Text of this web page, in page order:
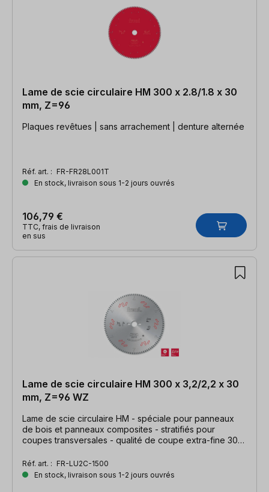
Lame de scie circulaire HM 300 x 2.8/1.8 x 30
mm, Z=96
Plaques revêtues | sans arrachement | denture alternée
Réf. art. : FR-FR28L001T
En stock, livraison sous 1-2 jours ouvrés
106,79 €
TTC, frais de livraison
en sus
Lame de scie circulaire HM 300 x 3,2/2,2 x 30
mm, Z=96 WZ
Lame de scie circulaire HM - spéciale pour panneaux
de bois et panneaux composites - stratifiés pour
coupes transversales - qualité de coupe extra-fine 300
Réf. art. : FR-LU2C-1500
En stock, livraison sous 1-2 jours ouvrés